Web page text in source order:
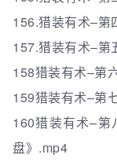
156.猎装有术–第
157.猎装有术–第
158猎装有术–第
159猎装有术–第
160猎装有术–第
盘》.mp4